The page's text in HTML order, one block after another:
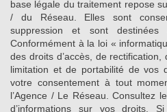
base légale du traitement repose
/ du Réseau. Elles sont
suppression et sont
Conformément à la loi «
des droits d’accès, de rectification,
limitation et de portabilité de vos
votre consentement à tout
l’Agence / Le Réseau. Consultez
d’informations sur vos droits.